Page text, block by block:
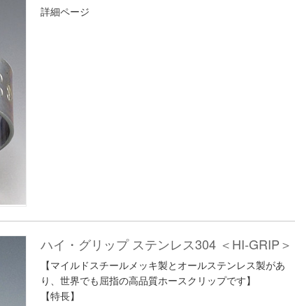
詳細ページ
ハイ・グリップ ステンレス304 ＜HI-GRIP＞
【マイルドスチールメッキ製とオールステンレス製があ
り、世界でも屈指の高品質ホースクリップです】
【特長】